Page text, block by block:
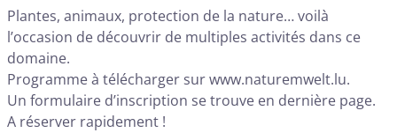
Plantes, animaux, protection de la nature… voilà
l’occasion de découvrir de multiples activités dans ce
domaine.
Programme à télécharger surwww.naturemwelt.lu.
Un formulaire d’inscription se trouve en dernière page.
A réserver rapidement !